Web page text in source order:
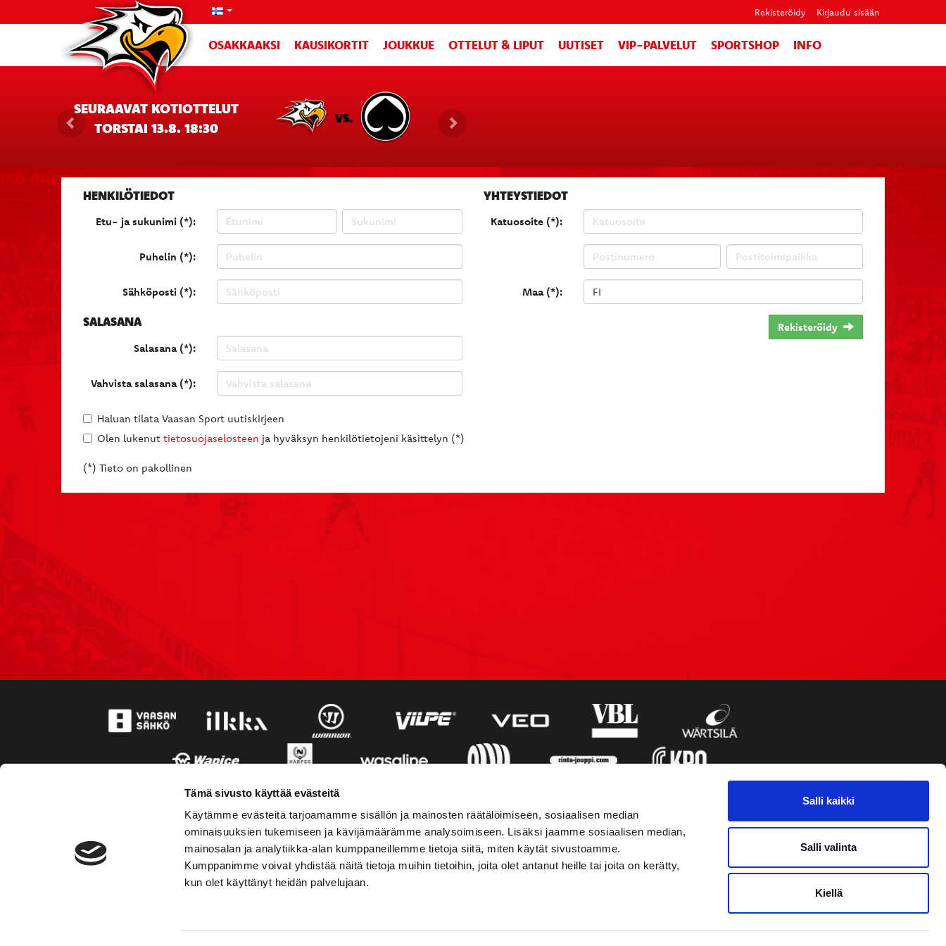
Tämä sivusto käyttää evästeitä
Käytämme evästeitä tarjoamamme sisällön ja mainosten räätälöimiseen, sosiaalisen median
ominaisuuksien tukemiseen ja kävijämäärämme analysoimiseen. Lisäksi jaamme sosiaalisen median,
mainosalan ja analytiikka-alan kumppaneillemme tietoja siitä, miten käytät sivustoamme.
Kumppanimme voivat yhdistää näitä tietoja muihin tietoihin, joita olet antanut heille tai joita on kerätty,
kun olet käyttänyt heidän palvelujaan.
Salli kaikki
Salli valinta
Kiellä
Rekisteröidy Kirjaudu sisään
OSAKKAAKSI KAUSIKORTIT JOUKKUE OTTELUT & LIPUT UUTISET VIP-PALVELUT SPORTSHOP INFO
SEURAAVAT KOTIOTTELUT
TORSTAI 13.8. 18:30
VS.
HENKILÖTIEDOT
Etu- ja sukunimi (*):
Puhelin (*):
Sähköposti (*):
SALASANA
Salasana (*):
Vahvista salasana (*):
YHTEYSTIEDOT
Katuosoite (*):
Maa (*):
Rekisteröidy
Haluan tilata Vaasan Sport uutiskirjeen
Olen lukenut tietosuojaselosteen ja hyväksyn henkilötietojeni käsittelyn (*)
(*) Tieto on pakollinen
YHTEYSTIEDOT SOSIAALINEN MEDIA VAASAN SPORT UUTISKIRJE